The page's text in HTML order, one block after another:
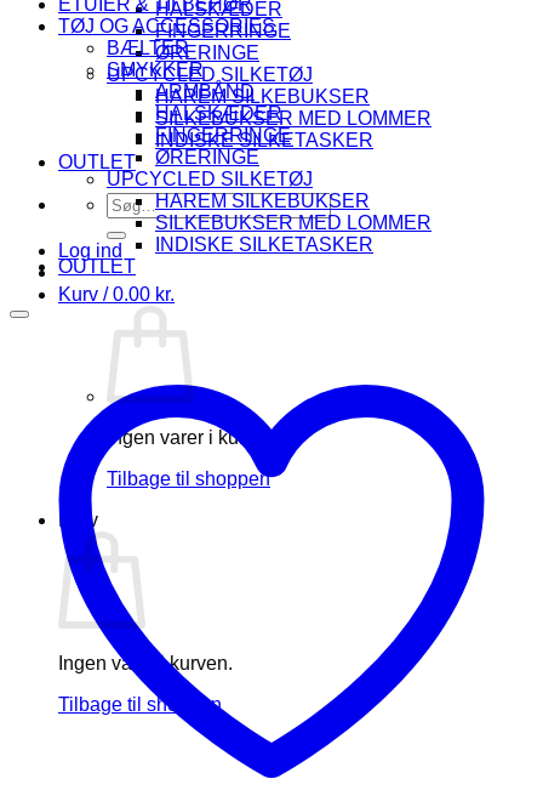
HALSKÆDER
FINGERRINGE
ØRERINGE
UPCYCLED SILKETØJ
HAREM SILKEBUKSER
SILKEBUKSER MED LOMMER
INDISKE SILKETASKER
OUTLET
Søg
efter:
Log ind
Kurv /0.00 kr.
Ingen varer i kurven.
Tilbage til shoppen
Kurv
Ingen varer i kurven.
Tilbage til shoppen
TØJ OG ACCESSORIES
BÆLTER
SMYKKER
ARMBÅND
HALSKÆDER
FINGERRINGE
ØRERINGE
UPCYCLED SILKETØJ
HAREM SILKEBUKSER
SILKEBUKSER MED LOMMER
INDISKE SILKETASKER
OUTLET